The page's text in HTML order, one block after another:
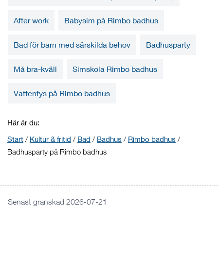
After work Babysim på Rimbo badhus
Bad för barn med särskilda behov Badhusparty
Må bra-kväll Simskola Rimbo badhus
Vattenfys på Rimbo badhus
Här är du:
Start / Kultur & fritid / Bad / Badhus / Rimbo badhus /
Badhusparty på Rimbo badhus
Senast granskad 2026-07-21